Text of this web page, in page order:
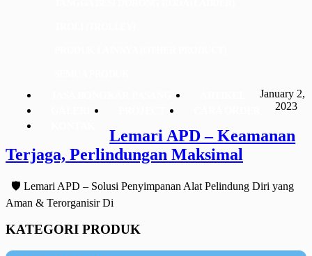
January 2,
2023
Lemari APD – Keamanan
Terjaga, Perlindungan Maksimal
🛡️ Lemari APD – Solusi Penyimpanan Alat Pelindung Diri yang
Aman & Terorganisir Di
KATEGORI PRODUK